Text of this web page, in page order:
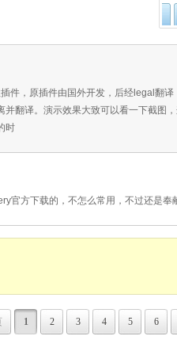
件，原插件由国外开发，后经legal翻
翻译。演示效果大致可以看一下截图
时
官方下载的，不怎么常用，不过还是奉
1 2 3 4 5 6